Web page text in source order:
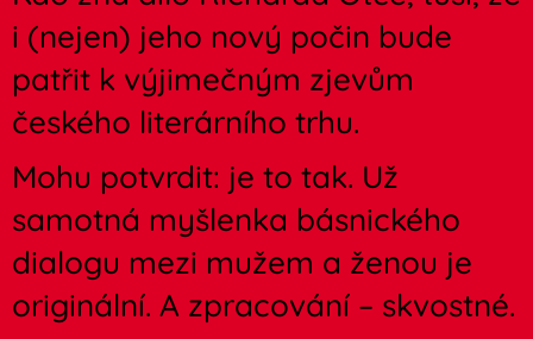
i (nejen) jeho nový počin bude
patřit k výjimečným zjevům
českého literárního trhu.
Mohu potvrdit: je to tak. Už
samotná myšlenka básnického
dialogu mezi mužem a ženou je
originální. A zpracování – skvostné.